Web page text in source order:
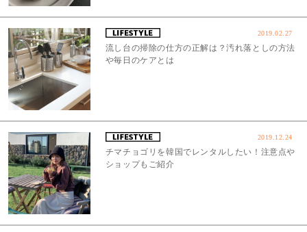
2019.02.27
流し台の掃除の仕方の正解は？汚れ落としの方法
や毎日のケアとは
2019.12.24
チマチョゴリを韓国でレンタルしたい！注意点や
ショップもご紹介